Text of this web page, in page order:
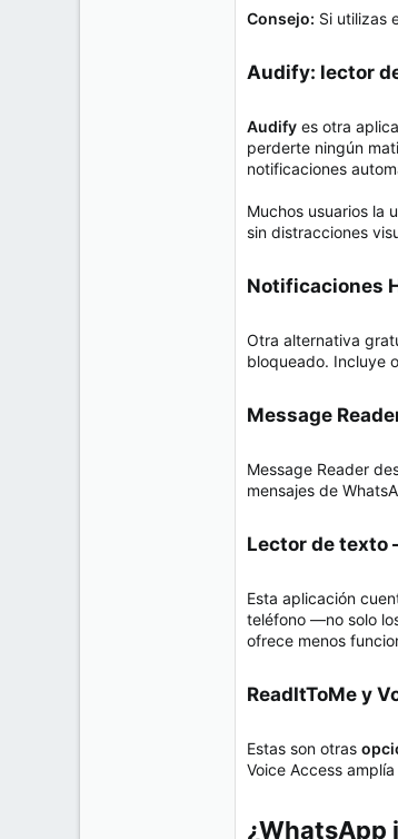
Consejo: Si utilizas
Audify: lector
Audify es otra
perderte ningún
notificaciones
Muchos usuarios la
sin distracciones
Notificaciones
Otra alternativa
bloqueado. Incluye
Message
Message Reader
mensajes de
Lector de texto
Esta aplicación
teléfono —no solo
ofrece menos
ReadItToMe y
Estas son otras
Voice Access
¿WhatsApp